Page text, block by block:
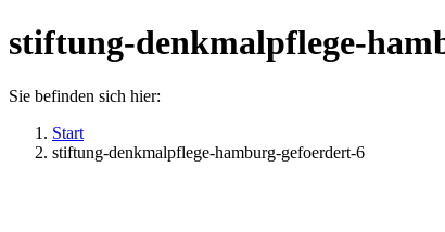
stiftung-denkmalpflege-
Sie befinden sich hier:
Start
stiftung-denkmalpflege-hamburg-gefoerdert-6